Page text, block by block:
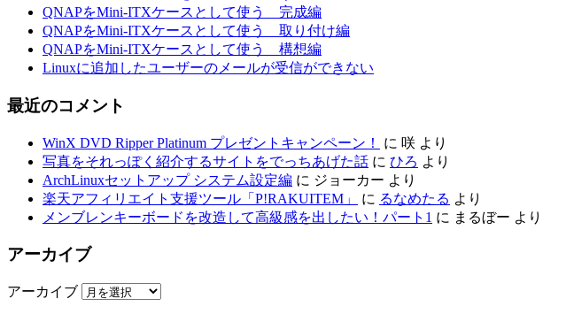
QNAPをMini-ITXケースとして使う 完成編
QNAPをMini-ITXケースとして使う 取り付け編
QNAPをMini-ITXケースとして使う 構想編
Linuxに追加したユーザーのメールが受信ができない
最近のコメント
WinX DVD Ripper Platinum プレゼントキャンペーン！ に 咲 より
写真をそれっぽく紹介するサイトをでっちあげた話 に ひろ より
ArchLinuxセットアップ システム設定編 に ジョーカー より
楽天アフィリエイト支援ツール「P!RAKUITEM」
に るなめたる より
メンブレンキーボードを改造して高級感を出したい！パート1 に まるぼー より
アーカイブ
アーカイブ